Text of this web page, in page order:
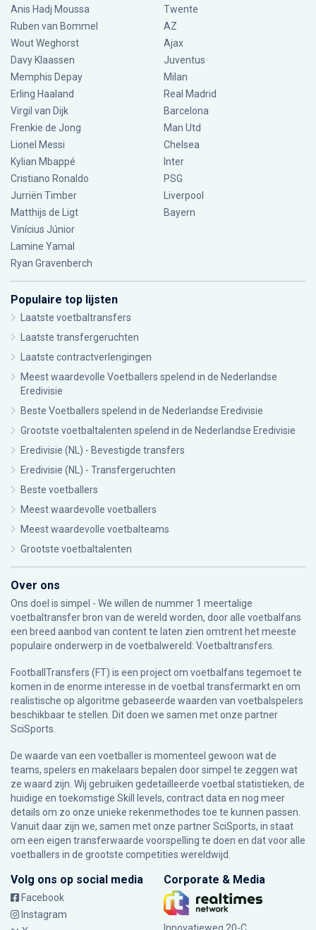
Anis Hadj Moussa
Ruben van Bommel
Wout Weghorst
Davy Klaassen
Memphis Depay
Erling Haaland
Virgil van Dijk
Frenkie de Jong
Lionel Messi
Kylian Mbappé
Cristiano Ronaldo
Jurriën Timber
Matthijs de Ligt
Vinícius Júnior
Lamine Yamal
Ryan Gravenberch
Twente
AZ
Ajax
Juventus
Milan
Real Madrid
Barcelona
Man Utd
Chelsea
Inter
PSG
Liverpool
Bayern
Populaire top lijsten
Laatste voetbaltransfers
Laatste transfergeruchten
Laatste contractverlengingen
Meest waardevolle Voetballers spelend in de Nederlandse
Eredivisie
Beste Voetballers spelend in de Nederlandse Eredivisie
Grootste voetbaltalenten spelend in de Nederlandse Eredivisie
Eredivisie (NL) - Bevestigde transfers
Eredivisie (NL) - Transfergeruchten
Beste voetballers
Meest waardevolle voetballers
Meest waardevolle voetbalteams
Grootste voetbaltalenten
Over ons
Ons doel is simpel - We willen de nummer 1 meertalige
voetbaltransfer bron van de wereld worden, door alle voetbalfans
een breed aanbod van content te laten zien omtrent het meeste
populaire onderwerp in de voetbalwereld: Voetbaltransfers.
FootballTransfers (FT) is een project om voetbalfans tegemoet te
komen in de enorme interesse in de voetbal transfermarkt en om
realistische op algoritme gebaseerde waarden van voetbalspelers
beschikbaar te stellen. Dit doen we samen met onze partner
SciSports
De waarde van een voetballer is momenteel gewoon wat de
teams, spelers en makelaars bepalen door simpel te zeggen wat
ze waard zijn. Wij gebruiken gedetailleerde voetbal statistieken, de
huidige en toekomstige Skill levels, contract data en nog meer
details om zo onze unieke rekenmethodes toe te kunnen passen.
Vanuit daar zijn we, samen met onze partner SciSports, in staat
om een eigen transferwaarde voorspelling te doen en dat voor alle
voetballers in de grootste competities wereldwijd.
Volg ons op social media
Facebook
Instagram
Corporate & Media